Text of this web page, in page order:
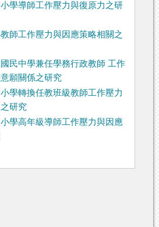
學導師工作壓力與復原力之研
師工作壓力與因應策略相關之
民中學兼任學務行政教師 工作
願關係之研究
學轉換任教班級教師工作壓力
研究
學高年級導師工作壓力與因應